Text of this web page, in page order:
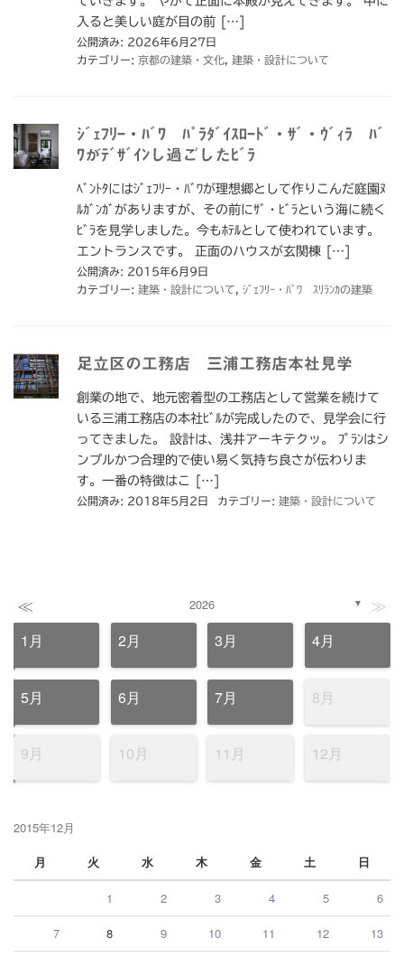
入ると美しい庭が目の前 […]
公開済み: 2026年6月27日
カテゴリー: 京都の建築・文化 建築・設計について
ｼﾞｪﾌﾘｰ・ﾊﾞﾜ ﾊﾟﾗﾀﾞｲｽﾛｰﾄﾞ・ｻﾞ・ｳﾞｨﾗ ﾊﾞ
ﾜがﾃﾞｻﾞｲﾝし過ごしたﾋﾞﾗ
ﾍﾞﾝﾄﾀにはｼﾞｪﾌﾘｰ・ﾊﾞﾜが理想郷として作りこんだ庭園ﾇ
ﾙｶﾞﾝｶﾞがありますが、その前にｻﾞ・ﾋﾞﾗという海に続く
ﾋﾞﾗを見学しました。今もﾎﾃﾙとして使われています。
エントランスです。 正面のハウスが玄関棟 […]
公開済み: 2015年6月9日
カテゴリー: 建築・設計について ｼﾞｪﾌﾘｰ・ﾊﾞﾜ ｽﾘﾗﾝｶの建築
足立区の工務店 三浦工務店本社見学
創業の地で、地元密着型の工務店として営業を続けて
いる三浦工務店の本社ﾋﾞﾙが完成したので、見学会に行
ってきました。 設計は、浅井アーキテクッ。 ﾌﾟﾗﾝはシ
ンプルかつ合理的で使い易く気持ち良さが伝わりま
す。一番の特徴はこ […]
公開済み: 2018年5月2日 カテゴリー: 建築・設計について
≪ 2026 ▼ ≫
1月 2月 3月 4月
5月 6月 7月 8月
9月 10月 11月 12月
2015年12月
月
火 水 木 金 土 日
1 2 3 4 5 6
7 8 9 10 11 12 13